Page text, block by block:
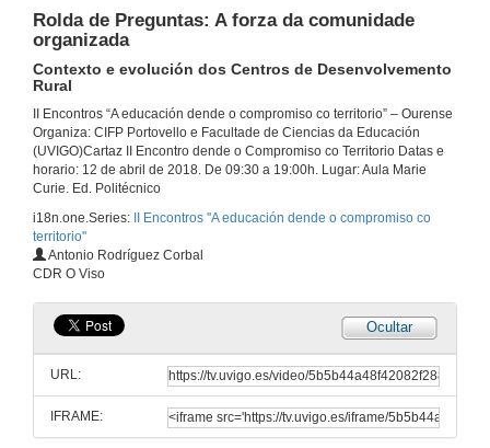
Rolda de Preguntas: A forza da comunidade
organizada
Contexto e evolución dos Centros de Desenvolvemento
Rural
II Encontros “A educación dende o compromiso co territorio” – Ourense
Organiza: CIFP Portovello e Facultade de Ciencias da Educación
(UVIGO)Cartaz II Encontro dende o Compromiso co Territorio Datas e
horario: 12 de abril de 2018. De 09:30 a 19:00h. Lugar: Aula Marie
Curie. Ed. Politécnico
i18n.one.Series:
II Encontros ''A educación dende o compromiso co
territorio''
Antonio Rodríguez Corbal
CDR O Viso
Ocultar
URL:
IFRAME:
Facultade de ciencias da educación
Intervención de Manuel Doval
Diputación de Ourense
12 de abr. de 2018
A forza da comunidade organizada